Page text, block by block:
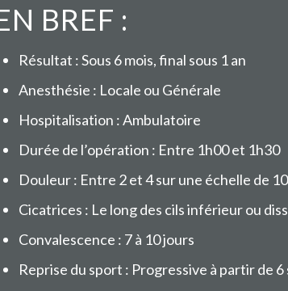
BREF :
Résultat : Sous 6 mois, final sous 1 an
Anesthésie : Locale ou Générale
Hospitalisation : Ambulatoire
Durée de l’opération : Entre 1h00 et 1h30
Douleur : Entre 2 et 4 sur une échelle de 10
Cicatrices : Le long des cils inférieur ou
Convalescence : 7 à 10 jours
Reprise du sport : Progressive à partir de 6